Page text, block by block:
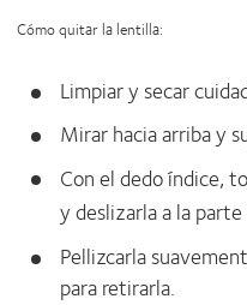
Cómo quitar la lentilla:
Limpiar y secar
Mirar hacia arriba y
Con el dedo índice,
y deslizarla a la
Pellizcarla
para retirarla.